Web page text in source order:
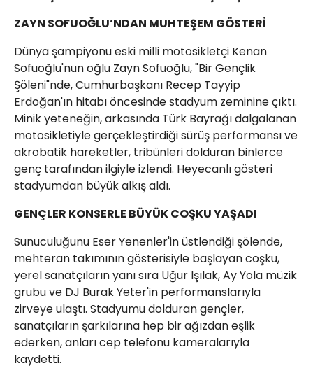
ZAYN SOFUOĞLU’NDAN MUHTEŞEM GÖSTERİ
Dünya şampiyonu eski milli motosikletçi Kenan
Sofuoğlu'nun oğlu Zayn Sofuoğlu, "Bir Gençlik
Şöleni"nde, Cumhurbaşkanı Recep Tayyip
Erdoğan'ın hitabı öncesinde stadyum zeminine çıktı.
Minik yeteneğin, arkasında Türk Bayrağı dalgalanan
motosikletiyle gerçekleştirdiği sürüş performansı ve
akrobatik hareketler, tribünleri dolduran binlerce
genç tarafından ilgiyle izlendi. Heyecanlı gösteri
stadyumdan büyük alkış aldı.
GENÇLER KONSERLE BÜYÜK COŞKU YAŞADI
Sunuculuğunu Eser Yenenler'in üstlendiği şölende,
mehteran takımının gösterisiyle başlayan coşku,
yerel sanatçıların yanı sıra Uğur Işılak, Ay Yola müzik
grubu ve DJ Burak Yeter'in performanslarıyla
zirveye ulaştı. Stadyumu dolduran gençler,
sanatçıların şarkılarına hep bir ağızdan eşlik
ederken, anları cep telefonu kameralarıyla
kaydetti.